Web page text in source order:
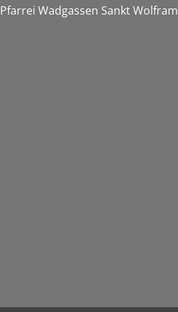
Pfarrei Wadgassen Sankt Wolfram